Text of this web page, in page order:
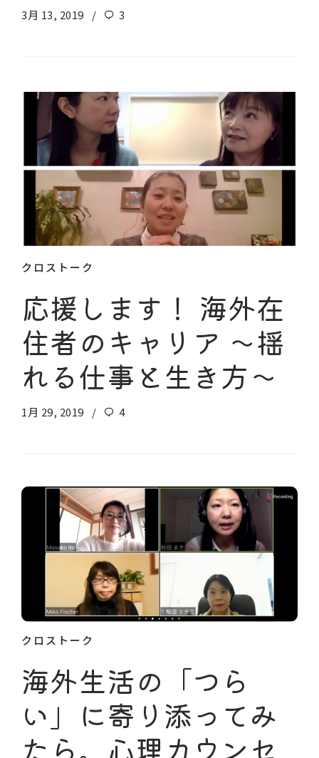
3月 13, 2019 3
クロストーク
応援します！ 海外在
住者のキャリア 〜揺
れる仕事と生き方〜
1月 29, 2019 4
クロストーク
海外生活の「つら
い」に寄り添ってみ
たら。心理カウンセ